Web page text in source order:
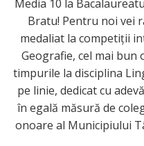
Media 10 la
Bratu! Pentru noi vei
medaliat la competiții
Geografie, cel mai bun
timpurile la disciplina
pe linie, dedicat cu
în egală măsură de
onoare al Municipiului